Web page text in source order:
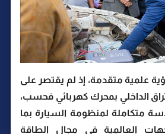
علمية متقدمة، إذ لم يقتصر على
الداخلي بمحرك كهربائي فحسب،
متكاملة لمنظومة السيارة بما
العالمية في مجال الطاقة